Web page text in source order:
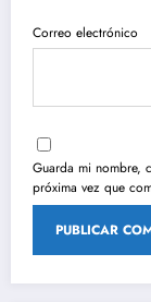
Correo electrónico
Guarda mi nombre,
próxima vez que